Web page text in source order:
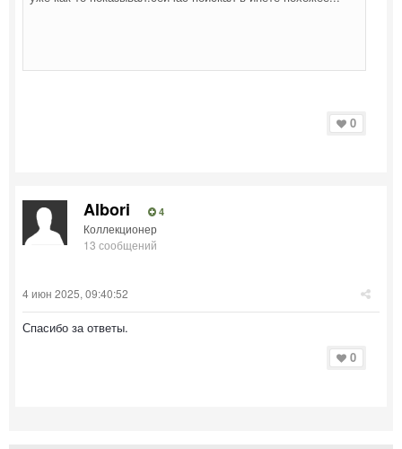
0
Albori 4
Коллекционер
13 сообщений
4 июн 2025, 09:40:52
Спасибо за ответы.
0